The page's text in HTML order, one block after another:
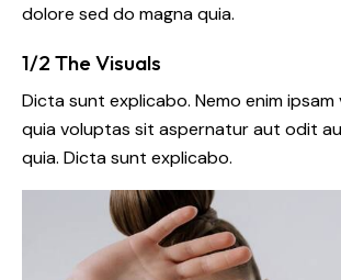
dolore sed do magna quia.
1/2 The Visuals
Dicta sunt explicabo. Nemo enim
quia voluptas sit aspernatur aut odit
quia. Dicta sunt explicabo.